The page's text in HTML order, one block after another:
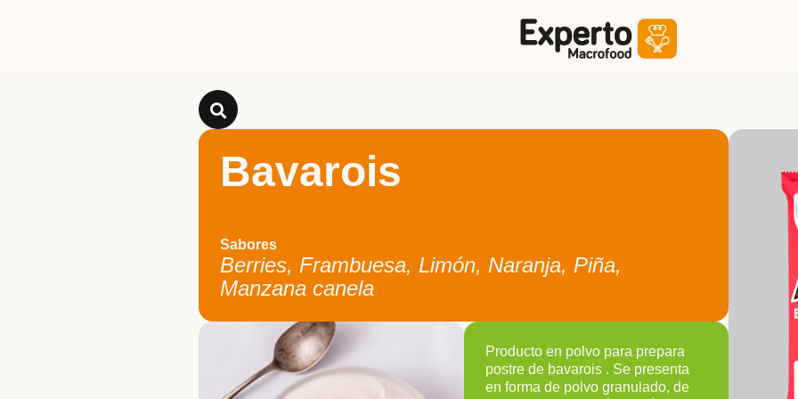
Bavarois
Sabores
Berries, Frambuesa, Limón, Naranja, Piña,
Manzana canela
Producto en polvo para prepara
postre de bavarois . Se presenta
en forma de polvo granulado, de